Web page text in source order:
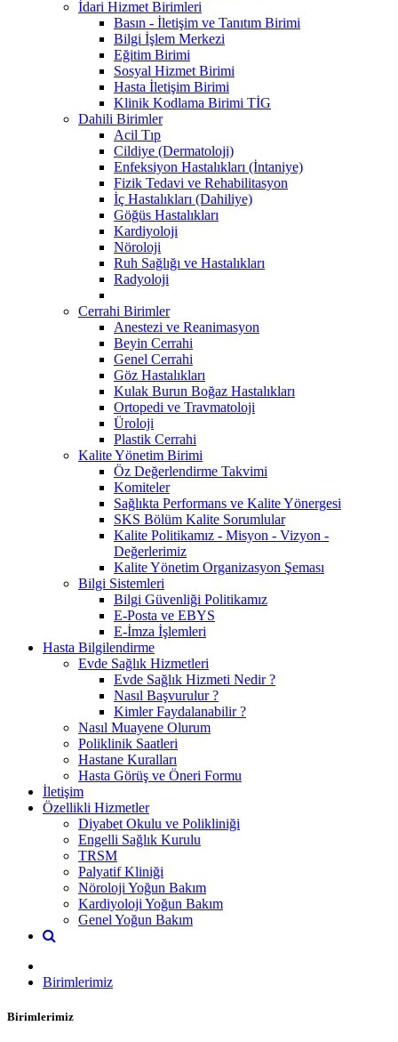
İdari Hizmet Birimleri
Basın - İletişim ve Tanıtım Birimi
Bilgi İşlem Merkezi
Eğitim Birimi
Sosyal Hizmet Birimi
Hasta İletişim Birimi
Klinik Kodlama Birimi TİG
Dahili Birimler
Acil Tıp
Cildiye (Dermatoloji)
Enfeksiyon Hastalıkları (İntaniye)
Fizik Tedavi ve Rehabilitasyon
İç Hastalıkları (Dahiliye)
Göğüs Hastalıkları
Kardiyoloji
Nöroloji
Ruh Sağlığı ve Hastalıkları
Radyoloji
Cerrahi Birimler
Anestezi ve Reanimasyon
Beyin Cerrahi
Genel Cerrahi
Göz Hastalıkları
Kulak Burun Boğaz Hastalıkları
Ortopedi ve Travmatoloji
Üroloji
Plastik Cerrahi
Kalite Yönetim Birimi
Öz Değerlendirme Takvimi
Komiteler
Sağlıkta Performans ve Kalite Yönergesi
SKS Bölüm Kalite Sorumlular
Kalite Politikamız - Misyon - Vizyon -
Değerlerimiz
Kalite Yönetim Organizasyon Şeması
Bilgi Sistemleri
Bilgi Güvenliği Politikamız
E-Posta ve EBYS
E-İmza İşlemleri
Hasta Bilgilendirme
Evde Sağlık Hizmetleri
Evde Sağlık Hizmeti Nedir ?
Nasıl Başvurulur ?
Kimler Faydalanabilir ?
Nasıl Muayene Olurum
Poliklinik Saatleri
Hastane Kuralları
Hasta Görüş ve Öneri Formu
İletişim
Özellikli Hizmetler
Diyabet Okulu ve Polikliniği
Engelli Sağlık Kurulu
TRSM
Palyatif Kliniği
Nöroloji Yoğun Bakım
Kardiyoloji Yoğun Bakım
Genel Yoğun Bakım
Birimlerimiz
Birimlerimiz